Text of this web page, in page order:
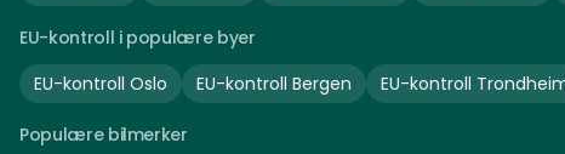
EU-kontroll i populære byer
EU-kontroll Oslo EU-kontroll Bergen EU-kontroll
Populære bilmerker